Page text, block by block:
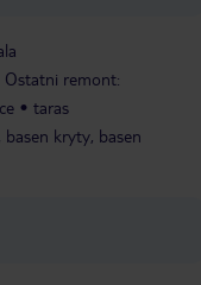
Ostatni remont:
taras
basen kryty, basen